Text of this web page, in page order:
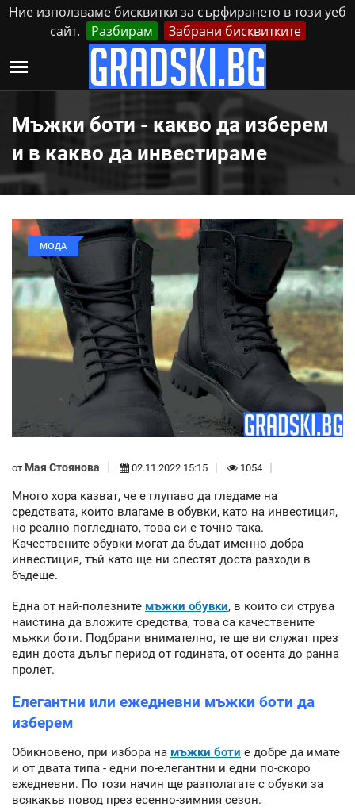
Ние използваме бисквитки за сърфирането в този уеб
сайт.
Разбирам Забрани бисквитките
Петък, 7 Август, 2026 Реклама Контакти
Мъжки боти - какво да изберем
и в какво да инвестираме
МОДА
от Мая Стоянова 02.11.2022 15:15 1054
Много хора казват, че е глупаво да гледаме на
средствата, които влагаме в обувки, като на инвестиция,
но реално погледнато, това си е точно така.
Качествените обувки могат да бъдат именно добра
инвестиция, тъй като ще ни спестят доста разходи в
бъдеще.
Една от най-полезните мъжки обувки, в които си струва
наистина да вложите средства, това са качествените
мъжки боти. Подбрани внимателно, те ще ви служат през
един доста дълъг период от годината, от осента до ранна
пролет.
Елегантни или ежедневни мъжки боти да
изберем
Обикновено, при избора на мъжки боти е добре да имате
и от двата типа - едни по-елегантни и едни по-скоро
ежедневни. По този начин ще разполагате с обувки за
всякакъв повод през есенно-зимния сезон.